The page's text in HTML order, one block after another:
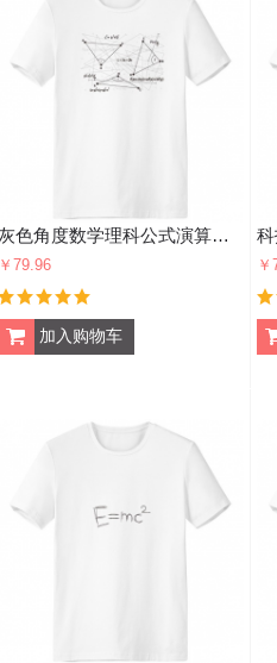
灰色角度数学理科公式演算图 男女白色短袖T恤创意纪念衫个性T恤衫礼物
￥79.96